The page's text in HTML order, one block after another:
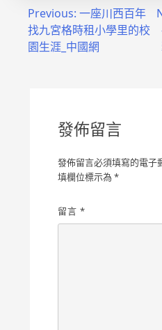
Previous: 一座川西百年
找九宮格時租小學里的校
園生涯_中國網
發佈留言
發佈留言必須填寫的電子
填欄位標示為 *
留言 *